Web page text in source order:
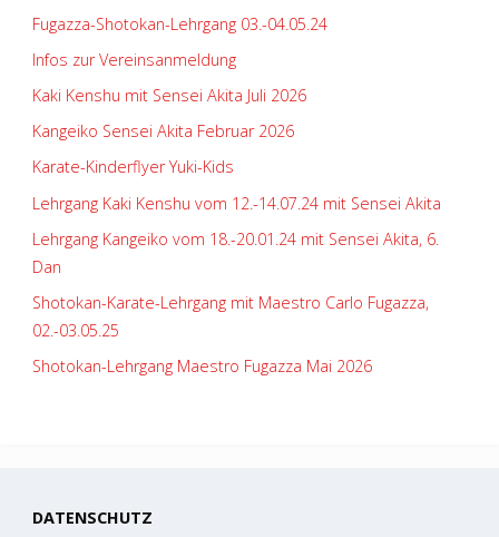
Fugazza-Shotokan-Lehrgang 03.-04.05.24
Infos zur Vereinsanmeldung
Kaki Kenshu mit Sensei Akita Juli 2026
Kangeiko Sensei Akita Februar 2026
Karate-Kinderflyer Yuki-Kids
Lehrgang Kaki Kenshu vom 12.-14.07.24 mit Sensei Akita
Lehrgang Kangeiko vom 18.-20.01.24 mit Sensei Akita, 6.
Dan
Shotokan-Karate-Lehrgang mit Maestro Carlo Fugazza,
02.-03.05.25
Shotokan-Lehrgang Maestro Fugazza Mai 2026
DATENSCHUTZ